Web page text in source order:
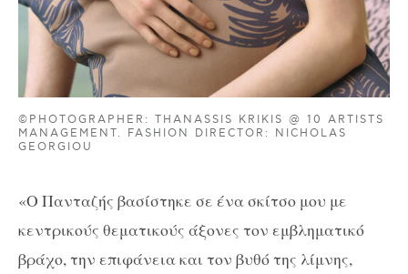
©PHOTOGRAPHER: THANASSIS KRIKIS @ 10 ARTISTS
MANAGEMENT. FASHION DIRECTOR: NICHOLAS
GEORGIOU
«Ο Πανταζής βασίστηκε σε ένα σκίτσο μου με
κεντρικούς θεματικούς άξονες τον εμβληματικό
βράχο, την επιφάνεια και τον βυθό της λίμνης,